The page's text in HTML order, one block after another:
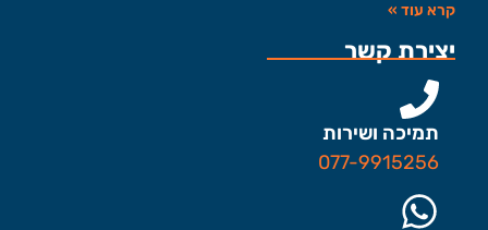
קרא עוד »
יצירת קשר
תמיכה ושירות
077-9915256